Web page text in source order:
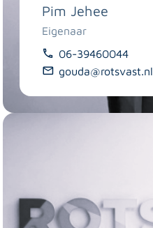
Pim Jehee
Eigenaar
06-39460044
gouda@rotsvast.nl